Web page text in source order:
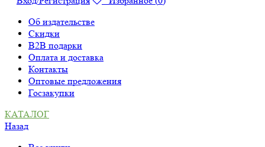
Об издательстве
Скидки
B2B подарки
Оплата и доставка
Контакты
Оптовые предложения
Госзакупки
КАТАЛОГ
Назад